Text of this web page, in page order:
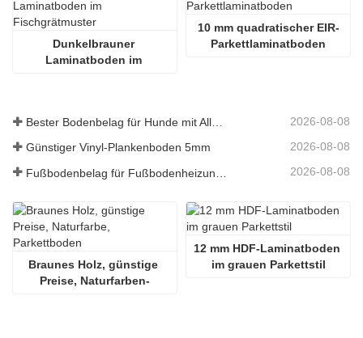
Dunkelbrauner
Laminatboden im
10 mm quadratischer EIR-
Parkettlaminatboden
2026-08-08
Günstiger Vinyl-Plankenboden 5mm 2026-08-08
2026-08-08
Braunes Holz, günstige
Preise, Naturfarben-
12 mm HDF-Laminatboden
im grauen Parkettstil